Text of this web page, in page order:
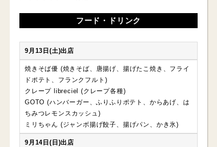
フード・ドリンク
9月13日(土)出店
焼きそば優 (焼きそば、唐揚げ、揚げたこ焼き、フライ
ドポテト、フランクフルト)
クレープ libreciel (クレープ各種)
GOTO (ハンバーガー、ふりふりポテト、からあげ、は
ちみつレモンスカッシュ)
ミリちゃん (ジャンボ揚げ餃子、揚げパン、かき氷)
9月14日(日)出店